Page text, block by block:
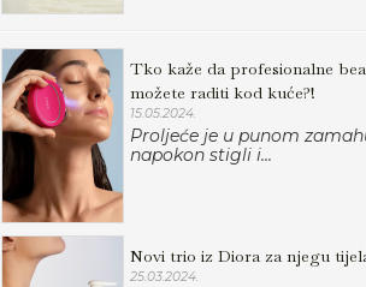
Tko kaže da profesionalne
možete raditi kod kuće?!
15.05.2024.
Proljeće je u punom
napokon stigli i...
Novi trio iz Diora za njegu
25.03.2024.